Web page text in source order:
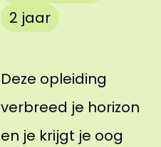
2 jaar
Deze opleiding
verbreed je horizon
en je krijgt je oog